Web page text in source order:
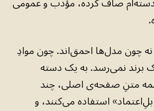
صاف کرده، مؤدب و عمومی
چون مدل‌ها احمق‌اند. چون موادِ
برند نمی‌رسد. به یک دسته
متنِ صفحه‌ی اصلی، چند
استفاده می‌کنند، و